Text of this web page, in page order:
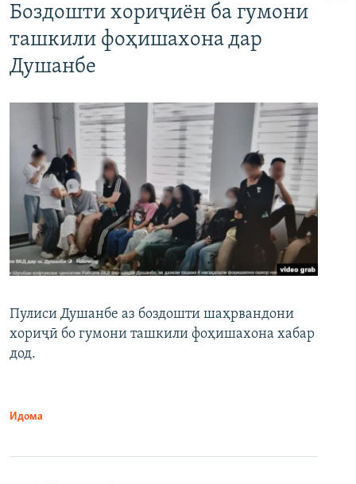
Боздошти хориҷиён ба гумони
ташкили фоҳишахона дар
Душанбе
Пулиси Душанбе аз боздошти шаҳрвандони
хориҷӣ бо гумони ташкили фоҳишахона хабар
дод.
Идома